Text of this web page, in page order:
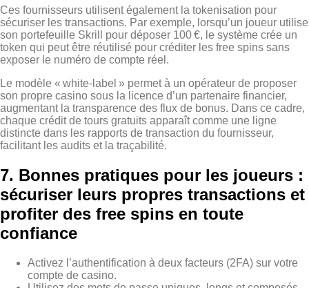
Ces fournisseurs utilisent également la tokenisation pour
sécuriser les transactions. Par exemple, lorsqu’un joueur utilise
son portefeuille Skrill pour déposer 100 €, le système crée un
token qui peut être réutilisé pour créditer les free spins sans
exposer le numéro de compte réel.
Le modèle « white‑label » permet à un opérateur de proposer
son propre casino sous la licence d’un partenaire financier,
augmentant la transparence des flux de bonus. Dans ce cadre,
chaque crédit de tours gratuits apparaît comme une ligne
distincte dans les rapports de transaction du fournisseur,
facilitant les audits et la traçabilité.
7. Bonnes pratiques pour les joueurs :
sécuriser leurs propres transactions et
profiter des free spins en toute
confiance
Activez l’authentification à deux facteurs (2FA) sur votre
compte de casino.